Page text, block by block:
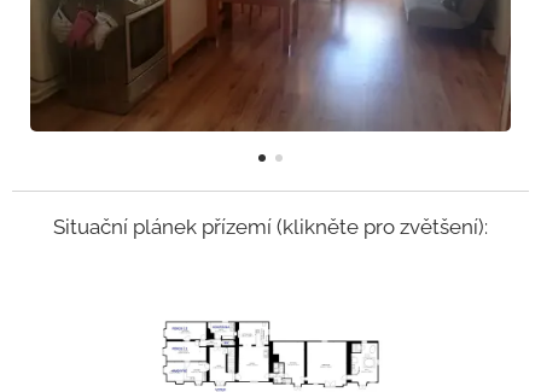
Situační plánek přízemí (klikněte pro zvětšení):